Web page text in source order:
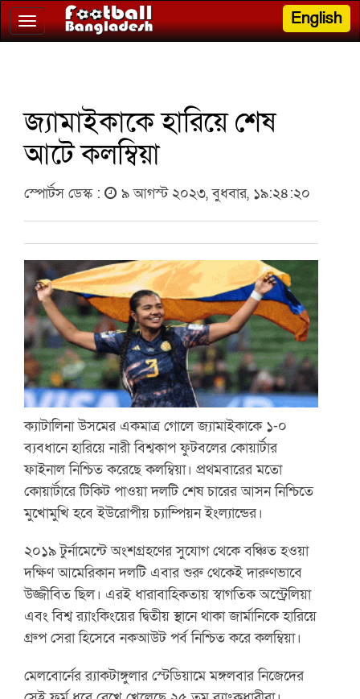
Toggle
navigation
English
জ্যামাইকাকে হারিয়ে শেষ
আটে কলম্বিয়া
স্পোর্টস ডেস্ক : ৯ আগস্ট ২০২৩, বুধবার, ১৯:২৪:২০
ক্যাটালিনা উসমের একমাত্র গোলে জ্যামাইকাকে ১-০
ব্যবধানে হারিয়ে নারী বিশ্বকাপ ফুটবলের কোয়ার্টার
ফাইনাল নিশ্চিত করেছে কলম্বিয়া। প্রথমবারের মতো
কোয়ার্টারে টিকিট পাওয়া দলটি শেষ চারের আসন নিশ্চিতে
মুখোমুখি হবে ইউরোপীয় চ্যাম্পিয়ন ইংল্যান্ডের।
২০১৯ টুর্নামেন্টে অংশগ্রহণের সুযোগ থেকে বঞ্চিত হওয়া
দক্ষিণ আমেরিকান দলটি এবার শুরু থেকেই দারুণভাবে
উজ্জীবিত ছিল। এরই ধারাবাহিকতায় স্বাগতিক অস্ট্রেলিয়া
এবং বিশ্ব র‌্যাংকিংয়ের দ্বিতীয় স্থানে থাকা জার্মানিকে হারিয়ে
গ্রুপ সেরা হিসেবে নকআউট পর্ব নিশ্চিত করে কলম্বিয়া।
মেলবোর্নের র‌্যাকটাঙ্গুলার স্টেডিয়ামে মঙ্গলবার নিজেদের